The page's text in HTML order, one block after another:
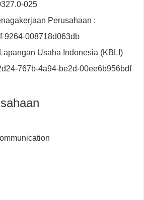
025
Perusahaan :
9264-008718d063db
Usaha Indonesia (KBLI)
767b-4a94-be2d-00ee6b956bdf